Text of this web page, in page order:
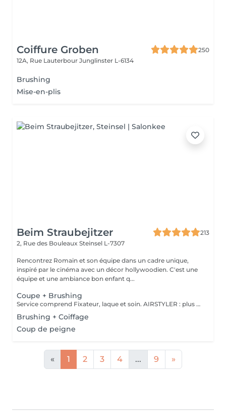
Coiffure Groben
250
12A, Rue Lauterbour Junglinster L-6134
Brushing
Mise-en-plis
Beim Straubejitzer
213
2, Rue des Bouleaux Steinsel L-7307
Rencontrez Romain et son équipe dans un cadre unique,
inspiré par le cinéma avec un décor hollywoodien. C'est une
équipe et une ambiance bon enfant q...
Coupe + Brushing
Service comprend Fixateur, laque et soin. AIRSTYLER : plus de brillance et de ténacité qu'un brushing. JocoStyler: un lisseur, lissage et soin, qui donne la brillance spectaculaire.
Brushing + Coiffage
Coup de peigne
« 1 2 3 4 ... 9 »